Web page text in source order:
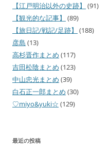
【江戸明治以外の史跡】
(91)
【観光的な記事】
(89)
【旅日記/戦記/足跡】
(188)
彦島 (13)
高杉晋作まとめ (117)
吉田松陰まとめ (123)
中山忠光まとめ (39)
白石正一郎まとめ (30)
♡miyo&yuki☆ (129)
最近の投稿